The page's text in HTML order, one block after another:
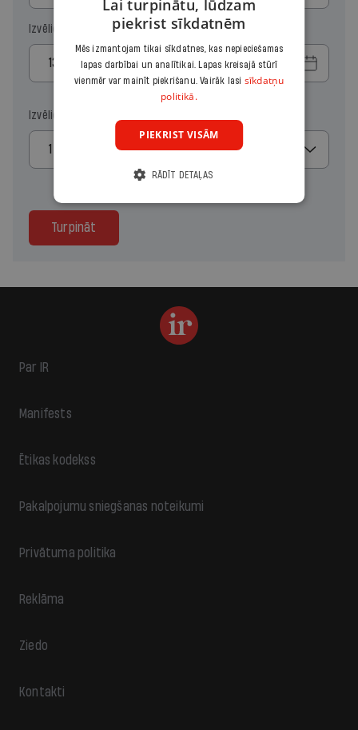
Izvēlies sākuma datumu
Izvēlies kopiju skaitu
1
Turpināt
Par IR
Manifests
Ētikas kodekss
Pakalpojumu sniegšanas noteikumi
Privātuma politika
Reklāma
Ziedo
Kontakti
Lai turpinātu, lūdzam
piekrist sīkdatnēm
Mēs izmantojam tikai sīkdatnes, kas nepieciešamas
lapas darbībai un analītikai. Lapas kreisajā stūrī
vienmēr var mainīt piekrišanu. Vairāk lasi sīkdatņu
politikā.
PIEKRIST VISĀM
RĀDĪT DETAĻAS